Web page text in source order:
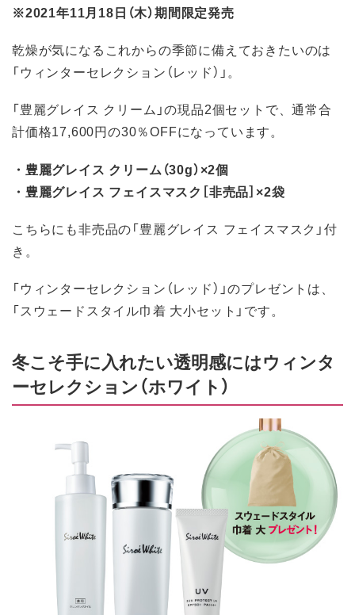
※2021年11月18日（木）期間限定発売
乾燥が気になるこれからの季節に備えておきたいのは
「ウィンターセレクション（レッド）」。
「豊麗グレイス クリーム」の現品2個セットで、通常合
計価格17,600円の30％OFFになっています。
・豊麗グレイス クリーム（30g）×2個
・豊麗グレイス フェイスマスク［非売品］×2袋
こちらにも非売品の「豊麗グレイス フェイスマスク」付
き。
「ウィンターセレクション（レッド）」のプレゼントは、
「スウェードスタイル巾着 大小セット」です。
冬こそ手に入れたい透明感にはウィンタ
ーセレクション（ホワイト）